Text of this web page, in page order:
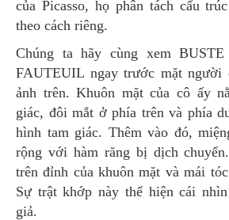
của Picasso, họ phân tách cấu
theo cách riêng.
Chúng ta hãy cùng xem BUSTE DE FEMME AU
FAUTEUIL ngay trước mặt người
ảnh trên. Khuôn mặt của cô ấy
giác, đôi mắt ở phía trên và phía
hình tam giác. Thêm vào đó,
rộng với hàm răng bị dịch
trên đỉnh của khuôn mặt và mái
Sự trật khớp này thể hiện cái
giả.